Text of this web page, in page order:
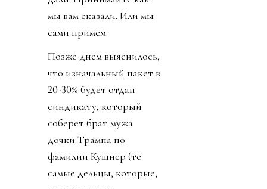
мы вам сказали. Или мы
сами примем.
Позже днем выяснилось,
что изначальный пакет в
20-30% будет отдан
синдикату, который
соберет брат мужа
дочки Трампа по
фамилии Кушнер (те
самые дельцы, которые,